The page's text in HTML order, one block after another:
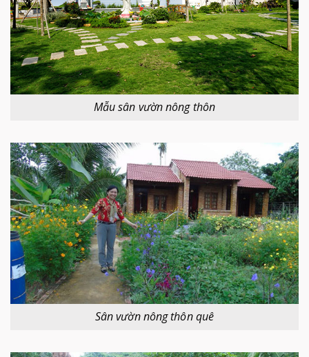
Mẫu sân vườn nông thôn
Sân vườn nông thôn quê